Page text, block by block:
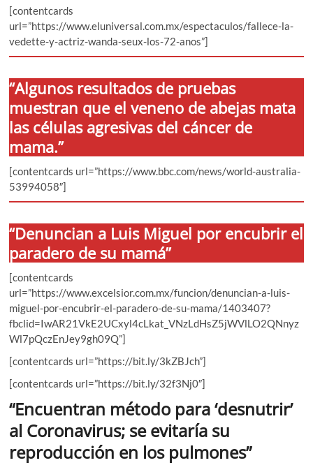
[contentcards
url=”https://www.eluniversal.com.mx/espectaculos/fallece-la-
vedette-y-actriz-wanda-seux-los-72-anos”]
“Algunos resultados de pruebas
muestran que el veneno de abejas mata
las células agresivas del cáncer de
mama.”
[contentcards url=”https://www.bbc.com/news/world-australia-
53994058″]
“Denuncian a Luis Miguel por encubrir el
paradero de su mamá”
[contentcards
url=”https://www.excelsior.com.mx/funcion/denuncian-a-luis-
miguel-por-encubrir-el-paradero-de-su-mama/1403407?
fbclid=IwAR21VkE2UCxyl4cLkat_VNzLdHsZ5jWVlLO2QNnyz
Wl7pQczEnJey9gh09Q”]
[contentcards url=”https://bit.ly/3kZBJch”]
[contentcards url=”https://bit.ly/32f3Nj0″]
“Encuentran método para ‘desnutrir’
al Coronavirus; se evitaría su
reproducción en los pulmones”